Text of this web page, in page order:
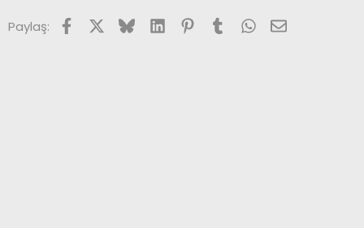
Paylaş: FacebookX (Twitter)
BlueskyLinkedInPinterest
TumblrWhatsApp
E-posta